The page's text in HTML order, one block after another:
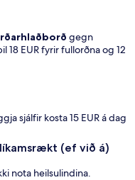
gegn
18 EUR fyrir fullorðna og 12
sjálfir kosta 15 EUR á dag
(ef við á)
nota heilsulindina.